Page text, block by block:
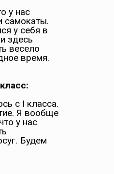
у нас
самокаты.
у себя в
здесь
весело
время.
с I класса.
Я вообще
у нас
Будем